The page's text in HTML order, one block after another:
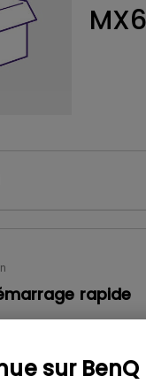
sur
rapide
6.46 MB